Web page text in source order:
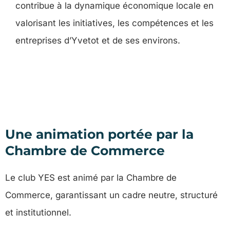
contribue à la dynamique économique locale en
valorisant les initiatives, les compétences et les
entreprises d’Yvetot et de ses environs.
Une animation portée par la
Chambre de Commerce
Le club YES est animé par la Chambre de
Commerce, garantissant un cadre neutre, structuré
et institutionnel.